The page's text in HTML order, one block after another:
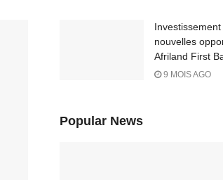
nouvelles
Afriland First
9 MOIS AGO
Popular News